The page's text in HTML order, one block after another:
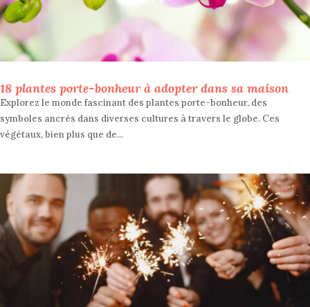
18 plantes porte-bonheur à adopter dans sa maison
Explorez le monde fascinant des plantes porte-bonheur, des
symboles ancrés dans diverses cultures à travers le globe. Ces
végétaux, bien plus que de...